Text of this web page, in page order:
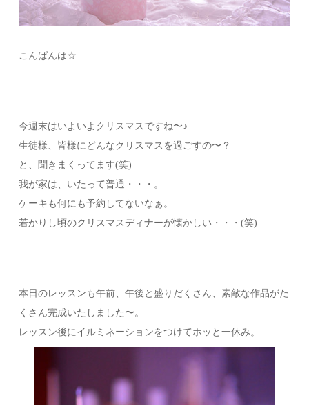
こんばんは☆
今週末はいよいよクリスマスですね〜♪
生徒様、皆様にどんなクリスマスを過ごすの〜？
と、聞きまくってます(笑)
我が家は、いたって普通・・・。
ケーキも何にも予約してないなぁ。
若かりし頃のクリスマスディナーが懐かしい・・・(笑)
本日のレッスンも午前、午後と盛りだくさん、素敵な作品がた
くさん完成いたしました〜。
レッスン後にイルミネーションをつけてホッと一休み。